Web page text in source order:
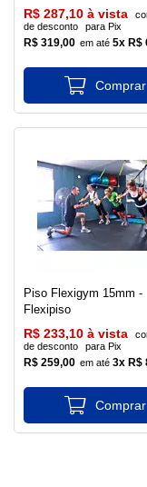
R$ 319,00 5x R$
R$ 287,10 à vista
de desconto
para Pix
Piso Flexigym 15mm -
Flexipiso
R$ 259,00 3x R$
R$ 233,10 à vista
de desconto
para Pix